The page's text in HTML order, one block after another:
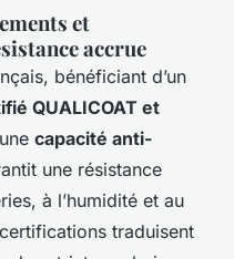
et
accrue
bénéficiant d’un
QUALICOAT et
capacité anti-
une résistance
à l’humidité et au
traduisent